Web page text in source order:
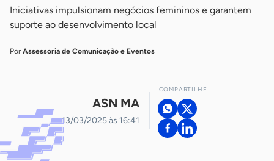
Iniciativas impulsionam negócios femininos e garantem
suporte ao desenvolvimento local
Por Assessoria de Comunicação e Eventos
ASN MA
13/03/2025 às 16:41
COMPARTILHE